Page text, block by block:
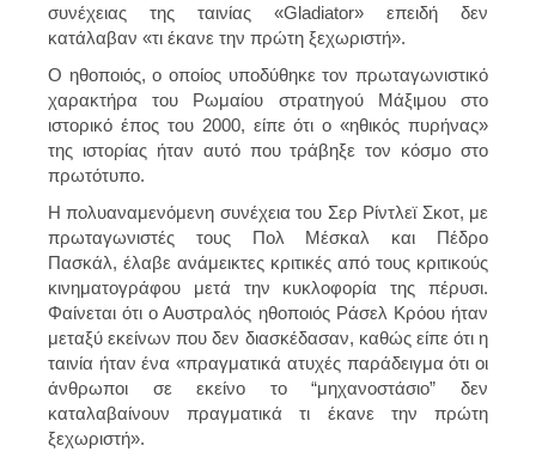
συνέχειας της ταινίας «Gladiator» επειδή δεν
κατάλαβαν «τι έκανε την πρώτη ξεχωριστή».
Ο ηθοποιός, ο οποίος υποδύθηκε τον πρωταγωνιστικό
χαρακτήρα του Ρωμαίου στρατηγού Μάξιμου στο
ιστορικό έπος του 2000, είπε ότι ο «ηθικός πυρήνας»
της ιστορίας ήταν αυτό που τράβηξε τον κόσμο στο
πρωτότυπο.
Η πολυαναμενόμενη συνέχεια του Σερ Ρίντλεϊ Σκοτ, με
πρωταγωνιστές τους Πολ Μέσκαλ και Πέδρο
Πασκάλ, έλαβε ανάμεικτες κριτικές από τους κριτικούς
κινηματογράφου μετά την κυκλοφορία της πέρυσι.
Φαίνεται ότι ο Αυστραλός ηθοποιός Ράσελ Κρόου ήταν
μεταξύ εκείνων που δεν διασκέδασαν, καθώς είπε ότι η
ταινία ήταν ένα «πραγματικά ατυχές παράδειγμα ότι οι
άνθρωποι σε εκείνο το “μηχανοστάσιο” δεν
καταλαβαίνουν πραγματικά τι έκανε την πρώτη
ξεχωριστή».